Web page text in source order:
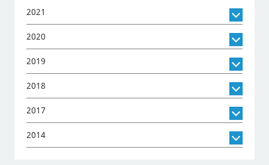
2021
2020
2019
2018
2017
2014